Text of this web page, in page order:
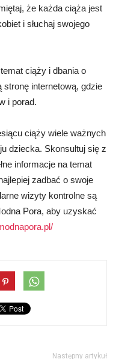
że każda ciąża jest
i słuchaj swojego
ciąży i dbania o
internetową, gdzie
i porad.
ciąży wiele ważnych
dziecka. Skonsultuj się z
informacje na temat
zadbać o swoje
wizyty kontrolne są
Pora, aby uzyskać
Następny artykuł